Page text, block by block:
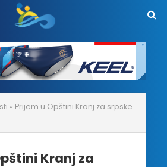
» Prijem u Opštini Kranj za srpske
Kranj za